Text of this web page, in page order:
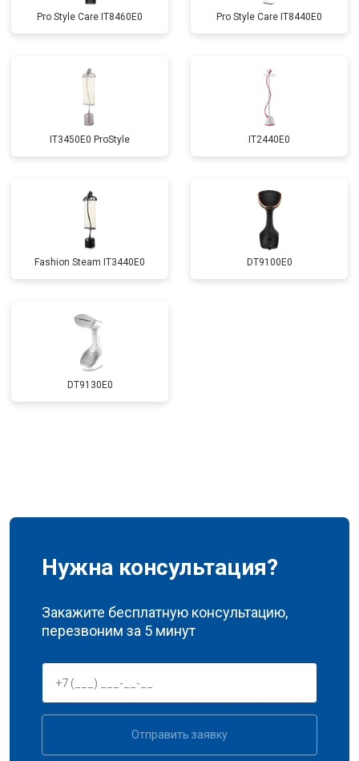
Pro Style Care IT8460E0 Pro Style Care IT8440E0
IT3450E0 ProStyle IT2440E0
Fashion Steam IT3440E0 DT9100E0
DT9130E0
Нужна консультация?
Закажите бесплатную консультацию,
перезвоним за 5 минут
Отправить заявку